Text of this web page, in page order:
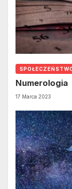
Numerologia
17 Marca 2023